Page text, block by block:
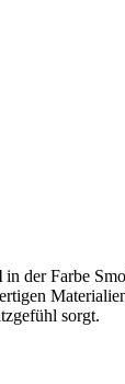
in der Farbe
sorgt.